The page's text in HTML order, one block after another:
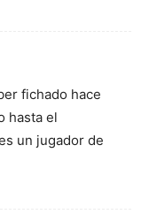
fichado hace
hasta el
un jugador de